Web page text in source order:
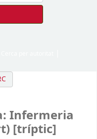
Infermeria
[tríptic]